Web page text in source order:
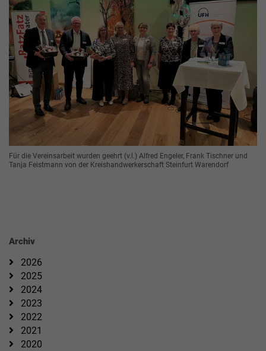
Für die Vereinsarbeit wurden geehrt (v.l.) Alfred Engeler, Frank Tischner und
Tanja Feistmann von der Kreishandwerkerschaft Steinfurt Warendorf
Archiv
2026
2025
2024
2023
2022
2021
2020